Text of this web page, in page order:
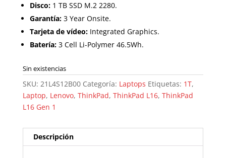
Disco:1 TB SSD M.2 2280.
Garantía:3 Year Onsite.
Tarjeta de vídeo:Integrated Graphics.
Batería:3 Cell Li-Polymer 46.5Wh.
Sin existencias
SKU: 21L4S12B00 Categoría: Laptops Etiquetas: 1T,
Laptop, Lenovo, ThinkPad, ThinkPad L16, ThinkPad
L16 Gen 1
Descripción